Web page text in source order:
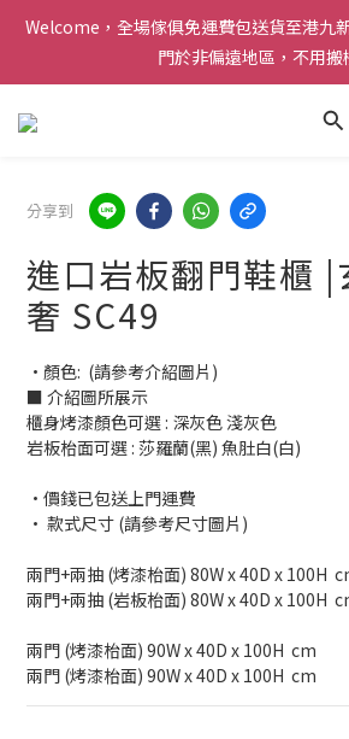
Welcome，全場傢俱免運費包送貨至港九
門於非偏遠地區，不用搬
Welcome，全場傢俱免運費包送貨至港九
門於非偏遠地區，不用搬
感謝支持 ! Airy Living 已連續三年榮獲
Welcome，全場傢俱免運費包送貨至港九
門於非偏遠地區，不用搬
分享到
進口岩板翻門鞋櫃 |
奢 SC49
•顏色:  (請參考介紹圖片)
■ 介紹圖所展示
櫃身烤漆顏色可選 : 深灰色 淺灰色
岩板枱面可選 : 莎羅蘭(黑) 魚肚白(白)
•價錢已包送上門運費
• 款式尺寸 (請參考尺寸圖片)
兩門+兩抽 (烤漆枱面) 80W x 40D x 100H
兩門+兩抽 (岩板枱面) 80W x 40D x 100H
兩門 (烤漆枱面) 90W x 40D x 100H  cm
兩門 (烤漆枱面) 90W x 40D x 100H  cm